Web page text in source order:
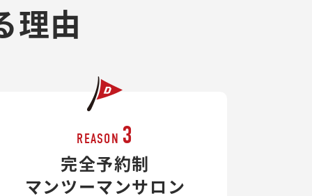
理由
REASON 3
完全予約制
マンツーマンサロン